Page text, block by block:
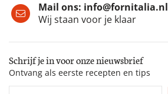
Mail ons: info@fornitalia.nl
Wij staan voor je klaar
Schrijf je in voor onze nieuwsbrief
Ontvang als eerste recepten en tips